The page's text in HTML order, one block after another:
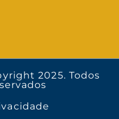
2025. Todos